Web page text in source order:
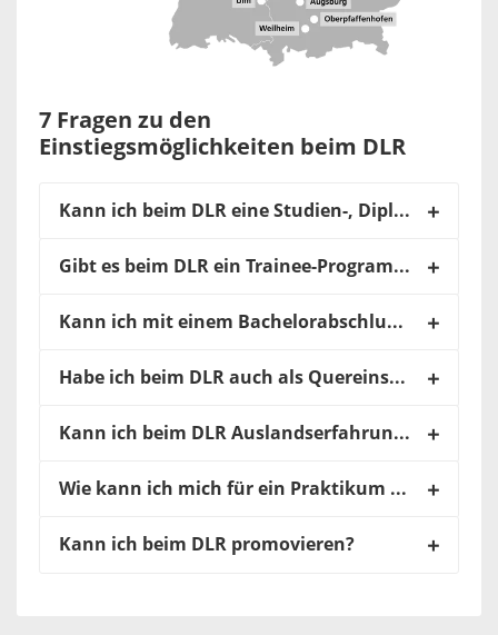
7 Fragen zu den
Einstiegsmöglichkeiten beim DLR
Kann ich beim DLR eine Studien-, Diplom-, Bachelor- oder Masterarbeit schreiben?
Gibt es beim DLR ein Trainee-Programme für Berufseinsteiger*innen?
Kann ich mit einem Bachelorabschluss beim DLR einsteigen?
Habe ich beim DLR auch als Quereinsteiger*in eine Chance?
Kann ich beim DLR Auslandserfahrung sammeln?
Wie kann ich mich für ein Praktikum bewerben?
Kann ich beim DLR promovieren?